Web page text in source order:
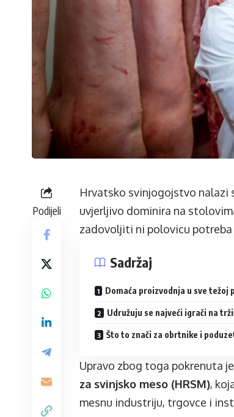
Podijeli
Hrvatsko svinjogojstvo nalazi
uvjerljivo dominira na
zadovoljiti ni polovicu
Sadržaj
Domaća proizvodnja u sve težoj
Udružuju se najveći igrači na
Što to znači za obrtnike i
Upravo zbog toga pokrenuta
za svinjsko meso (HRSM),
mesnu industriju, trgovce i